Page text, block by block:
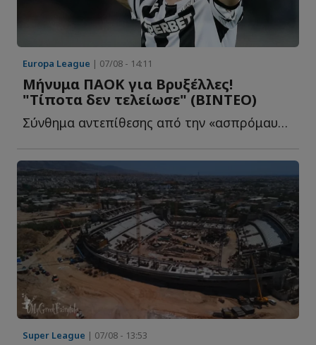
Europa League | 07/08 - 14:11
Μήνυμα ΠΑΟΚ για Βρυξέλλες!
"Τίποτα δεν τελείωσε" (BINTEO)
Σύνθημα αντεπίθεσης από την «ασπρόμαυρη» ΠΑΕ μετά τ...
Super League | 07/08 - 13:53